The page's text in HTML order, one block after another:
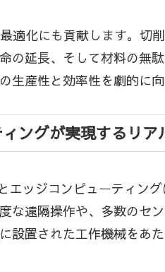
適化にも貢献します。切
の延長、そして材料の無
生産性と効率性を劇的に向
ングが実現するリア
エッジコンピューティン
な遠隔操作や、多数のセ
設置された工作機械をあ